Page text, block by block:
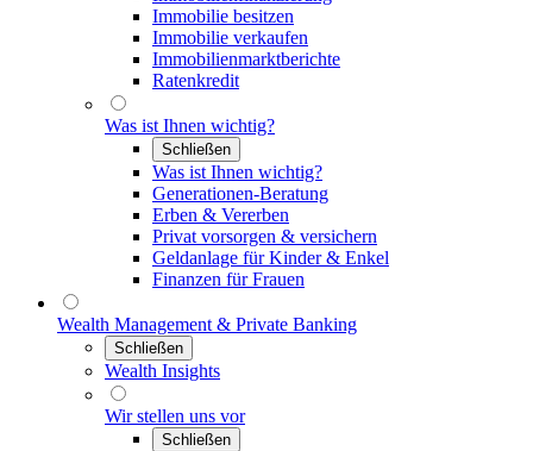
Immobilie besitzen
Immobilie verkaufen
Immobilienmarktberichte
Ratenkredit
Was ist Ihnen wichtig?
Schließen
Was ist Ihnen wichtig?
Generationen-Beratung
Erben & Vererben
Privat vorsorgen & versichern
Geldanlage für Kinder & Enkel
Finanzen für Frauen
Wealth Management & Private Banking
Schließen
Wealth Insights
Wir stellen uns vor
Schließen